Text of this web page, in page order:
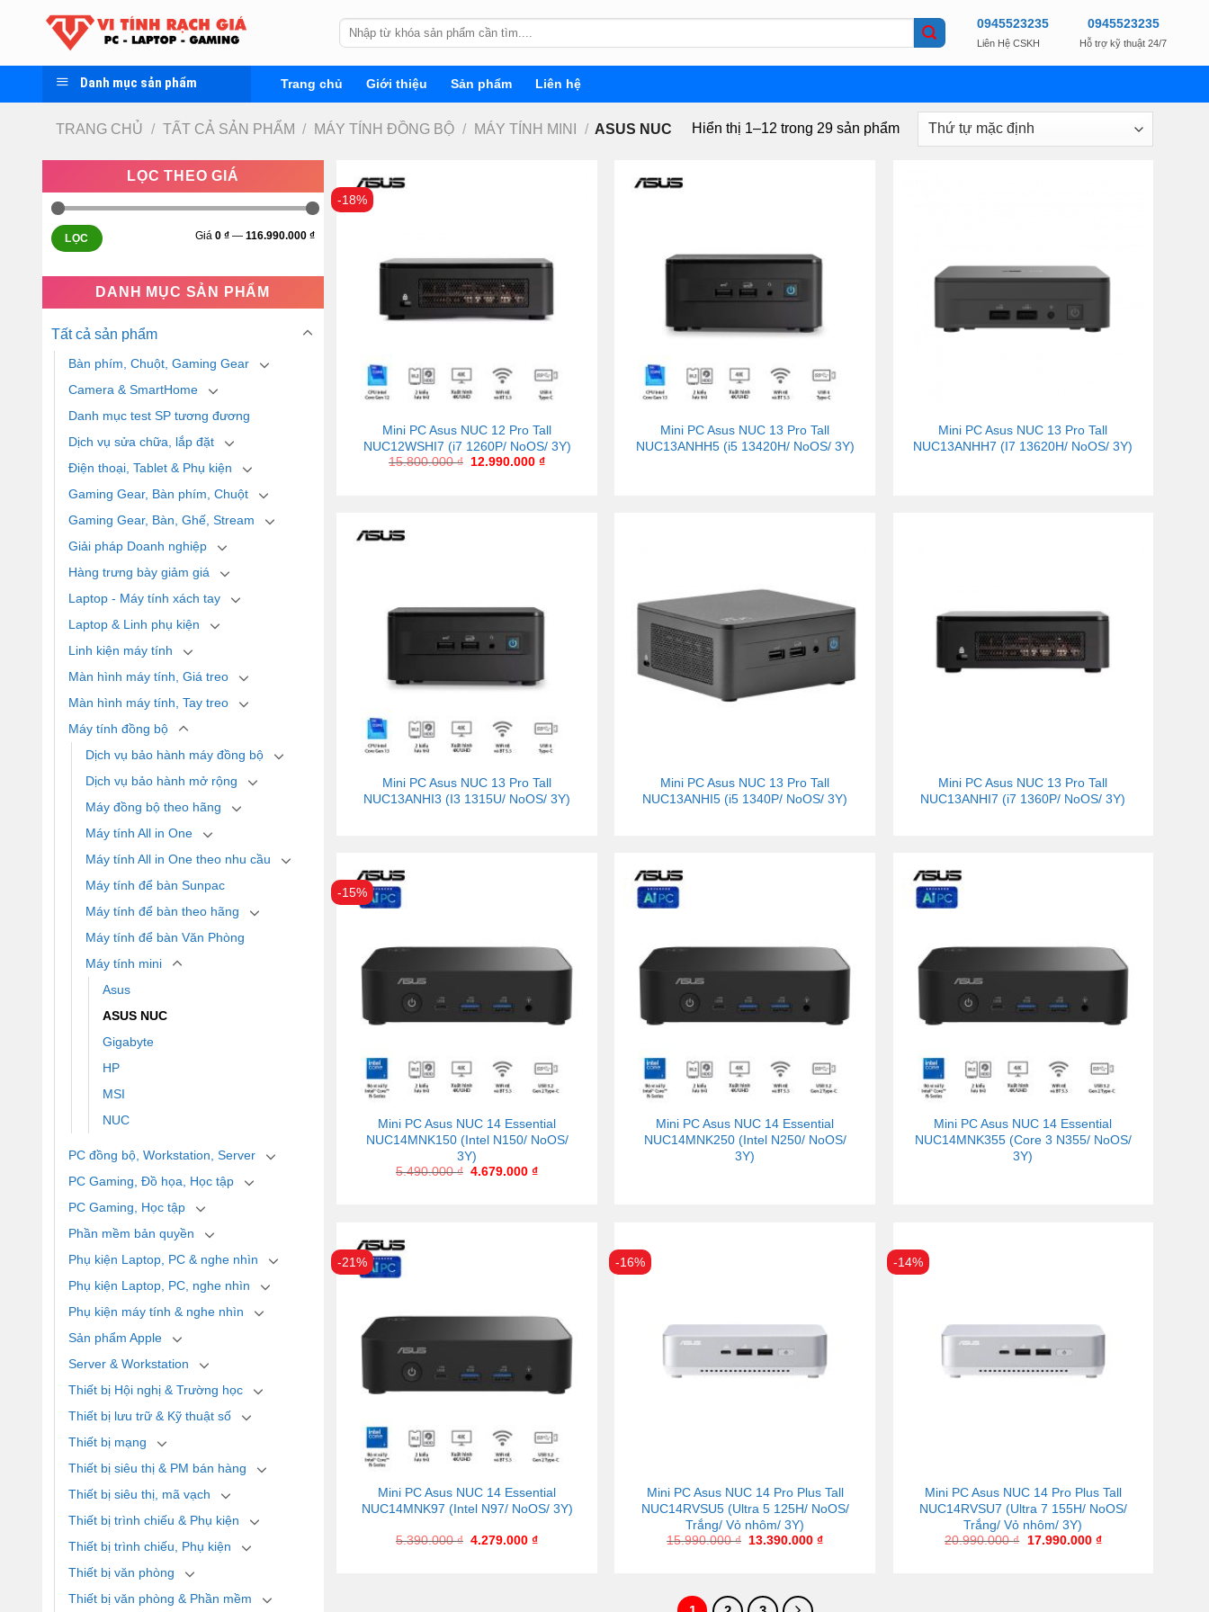
Tìm
kiếm:
0945523235
Liên Hệ CSKH
0945523235
Hỗ trợ kỹ thuật 24/7
Danh mục sản phẩm Trang chủ Giới thiệu Sản phẩm Liên hệ
TRANG CHỦ / TẤT CẢ SẢN PHẨM / MÁY TÍNH ĐỒNG BỘ / MÁY TÍNH MINI / ASUS NUC Hiển thị 1–12 trong 29 sản phẩm
LỌC THEO GIÁ
LỌC Giá 0 ₫— 116.990.000 ₫
DANH MỤC SẢN PHẨM
Tất cả sản phẩm
Bàn phím, Chuột, Gaming Gear
Camera & SmartHome
Danh mục test SP tương đương
Dịch vụ sửa chữa, lắp đặt
Điện thoại, Tablet & Phụ kiện
Gaming Gear, Bàn phím, Chuột
Gaming Gear, Bàn, Ghế, Stream
Giải pháp Doanh nghiệp
Hàng trưng bày giảm giá
Laptop - Máy tính xách tay
Laptop & Linh phụ kiện
Linh kiện máy tính
Màn hình máy tính, Giá treo
Màn hình máy tính, Tay treo
Máy tính đồng bộ
Dịch vụ bảo hành máy đồng bộ
Dịch vụ bảo hành mở rộng
Máy đồng bộ theo hãng
Máy tính All in One
Máy tính All in One theo nhu cầu
Máy tính để bàn Sunpac
Máy tính để bàn theo hãng
Máy tính để bàn Văn Phòng
Máy tính mini
Asus
ASUS NUC
Gigabyte
HP
MSI
NUC
PC đồng bộ, Workstation, Server
PC Gaming, Đồ họa, Học tập
PC Gaming, Học tập
Phần mềm bản quyền
Phụ kiện Laptop, PC & nghe nhìn
Phụ kiện Laptop, PC, nghe nhìn
Phụ kiện máy tính & nghe nhìn
Sản phẩm Apple
Server & Workstation
Thiết bị Hội nghị & Trường học
Thiết bị lưu trữ & Kỹ thuật số
Thiết bị mạng
Thiết bị siêu thị & PM bán hàng
Thiết bị siêu thị, mã vạch
Thiết bị trình chiếu & Phụ kiện
Thiết bị trình chiếu, Phụ kiện
Thiết bị văn phòng
Thiết bị văn phòng & Phần mềm
-18%
Mini PC Asus NUC 12 Pro Tall
NUC12WSHI7 (i7 1260P/ NoOS/ 3Y)
15.800.000₫ 12.990.000₫
Mini PC Asus NUC 13 Pro Tall
NUC13ANHH5 (i5 13420H/ NoOS/ 3Y)
Mini PC Asus NUC 13 Pro Tall
NUC13ANHH7 (I7 13620H/ NoOS/ 3Y)
Mini PC Asus NUC 13 Pro Tall
NUC13ANHI3 (I3 1315U/ NoOS/ 3Y)
Mini PC Asus NUC 13 Pro Tall
NUC13ANHI5 (i5 1340P/ NoOS/ 3Y)
Mini PC Asus NUC 13 Pro Tall
NUC13ANHI7 (i7 1360P/ NoOS/ 3Y)
-15%
Mini PC Asus NUC 14 Essential
NUC14MNK150 (Intel N150/ NoOS/
3Y)
5.490.000₫ 4.679.000₫
Mini PC Asus NUC 14 Essential
NUC14MNK250 (Intel N250/ NoOS/
3Y)
Mini PC Asus NUC 14 Essential
NUC14MNK355 (Core 3 N355/ NoOS/
3Y)
-21%
Mini PC Asus NUC 14 Essential
NUC14MNK97 (Intel N97/ NoOS/ 3Y)
5.390.000₫ 4.279.000₫
-16%
Mini PC Asus NUC 14 Pro Plus Tall
NUC14RVSU5 (Ultra 5 125H/ NoOS/
Trắng/ Vỏ nhôm/ 3Y)
15.990.000₫ 13.390.000₫
-14%
Mini PC Asus NUC 14 Pro Plus Tall
NUC14RVSU7 (Ultra 7 155H/ NoOS/
Trắng/ Vỏ nhôm/ 3Y)
20.990.000₫ 17.990.000 ₫